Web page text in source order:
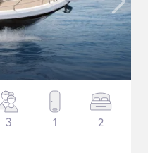
3 1 2